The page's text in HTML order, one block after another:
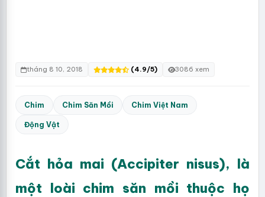
tháng 8 10, 2018 (4.9/5) 3086 xem
Chim Chim Săn Mồi Chim Việt Nam
Động Vật
Cắt hỏa mai (Accipiter nisus), là
một loài chim săn mồi thuộc họ